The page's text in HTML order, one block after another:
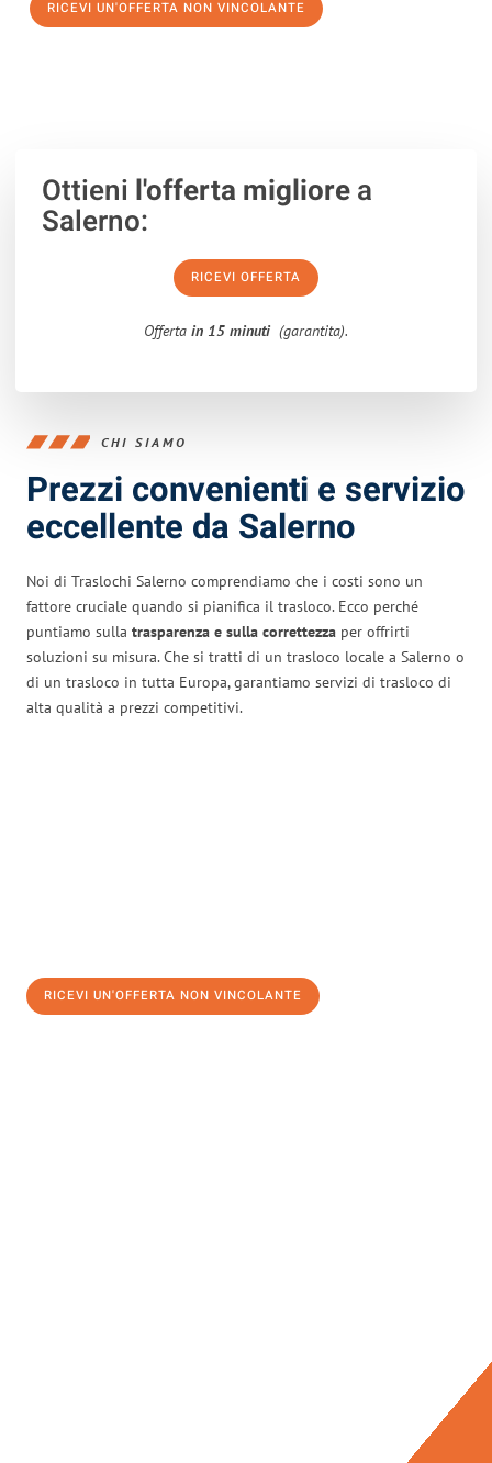
RICEVI UN'OFFERTA NON VINCOLANTE
Ottieni l'offerta migliorea
Salerno:
RICEVI OFFERTA
Offerta in 15 minuti (garantita).
CHI SIAMO
Prezzi convenienti e servizio
eccellente da Salerno
Noi di Traslochi Salerno comprendiamo che i costi sono un
fattore cruciale quando si pianifica il trasloco. Ecco perché
puntiamo sulla trasparenza e sulla correttezza per offrirti
soluzioni su misura. Che si tratti di un trasloco locale a Salerno o
di un trasloco in tutta Europa, garantiamo servizi di trasloco di
alta qualità a prezzi competitivi.
RICEVI UN'OFFERTA NON VINCOLANTE